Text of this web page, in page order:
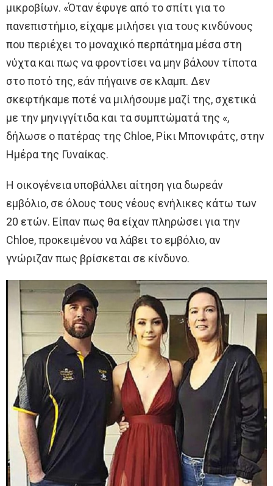
μικροβίων. «Όταν έφυγε από το σπίτι για το
πανεπιστήμιο, είχαμε μιλήσει για τους κινδύνους
που περιέχει το μοναχικό περπάτημα μέσα στη
νύχτα και πως να φροντίσει να μην βάλουν τίποτα
στο ποτό της, εάν πήγαινε σε κλαμπ. Δεν
σκεφτήκαμε ποτέ να μιλήσουμε μαζί της, σχετικά
με την μηνιγγίτιδα και τα συμπτώματά της «,
δήλωσε ο πατέρας της Chloe, Ρίκι Μπονιφάτς, στην
Ημέρα της Γυναίκας.
Η οικογένεια υποβάλλει αίτηση για δωρεάν
εμβόλιο, σε όλους τους νέους ενήλικες κάτω των
20 ετών. Είπαν πως θα είχαν πληρώσει για την
Chloe, προκειμένου να λάβει το εμβόλιο, αν
γνώριζαν πως βρίσκεται σε κίνδυνο.